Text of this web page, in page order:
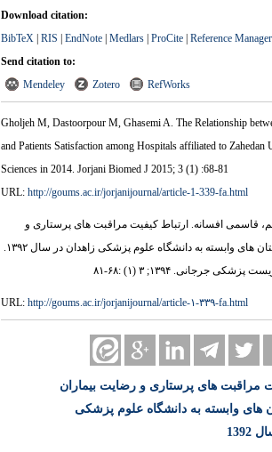
Download citation:
BibTeX|RIS|EndNote|Medlars|ProCite|Reference
Send citation to:
Mendeley
Zotero RefWorks
Gholjeh M, Dastoorpour M, Ghasemi A. The Relationship
and Patients Satisfaction among Hospitals affiliated to
Sciences in 2014. Jorjani Biomed J 2015; 3 (1) :68-81
URL:http://goums.ac.ir/jorjanijournal/article-1-339-fa.html
قاسمی افسانه. ارتباط کیفیت مراقبت های پرستاری و
رضایت بیماران در بیمارستان های وابسته به دانشگاه علوم پزشکی زاهدان در سال ۱۳۹۲.
۱۳۹۴; ۳ (۱) :۶۸-۸۱
URL:http://goums.ac.ir/jorjanijournal/article-۱-۳۳۹-fa.html
مراقبت های پرستاری و رضایت بیماران
های وابسته به دانشگاه علوم پزشکی